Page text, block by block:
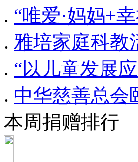
. “唯爱·妈妈+
. 雅培家庭科教
. “以儿童发展
. 中华慈善总会
本周捐赠排行